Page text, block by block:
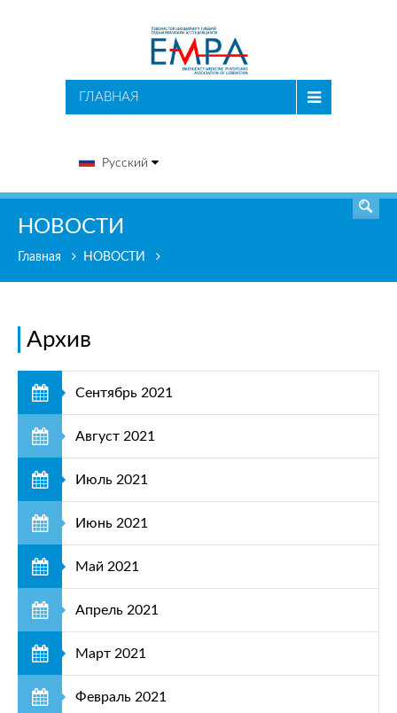
ГЛАВНАЯ
Русский
ПОИСК
НОВОСТИ
Главная НОВОСТИ
Архив
Сентябрь 2021
Август 2021
Июль 2021
Июнь 2021
Май 2021
Апрель 2021
Март 2021
Февраль 2021